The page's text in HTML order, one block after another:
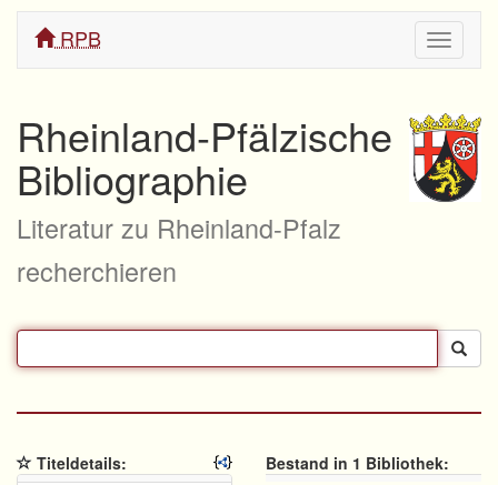
ein/
RPB
Rheinland-Pfälzische
Bibliographie
Literatur zu Rheinland-Pfalz
recherchieren
Titeldetails:
Bestand in 1 Bibliothek: